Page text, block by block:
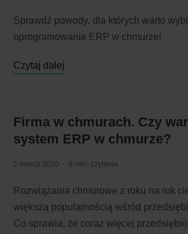
Sprawdź powody, dla których warto
oprogramowanie ERP w chmurze!
Czytaj dalej
Firma w chmurach. Czy
system ERP w chmurze?
2 marca 2020 6 min. czytania
Rozwiązania chmurowe z roku na rok
większą popularnością wśród
Co sprawia, że coraz więcej